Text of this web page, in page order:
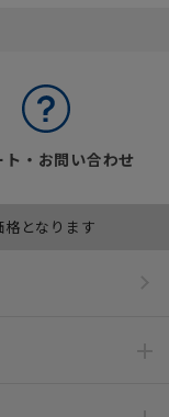
ト・お問い合わせ
となります